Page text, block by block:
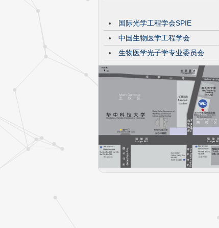
国际光学工程学会SPIE
中国生物医学工程学会
生物医学光子学专业委员会